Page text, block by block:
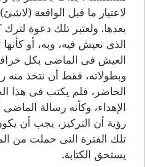
لاعتبار ما قبل الواقعة
بعدها. ولعتبر تلك دعوة
الذى نعيش فيه، وبه، أو
العيش فى الماضى بكل
وبطولاته، فقط أن نتخذ منه
الحاضر، فلم يكتب فى هذا
الإهداء، وكأنه رسالة
رؤية أن التركيز، يجب أن
تلك الفترة التى حملت من
يستحق الكتابة.